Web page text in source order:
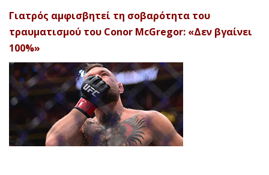
Γιατρός αμφισβητεί τη σοβαρότητα του
τραυματισμού του Conor McGregor: «Δεν βγαίνει
100%»